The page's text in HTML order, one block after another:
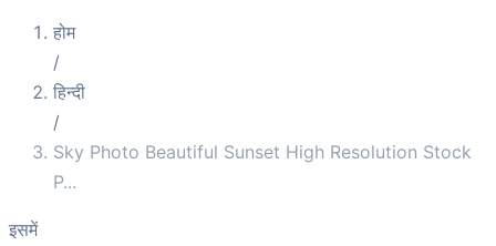
होम
/
हिन्दी
/
Sky Photo Beautiful Sunset High Resolution Stock
P...
इसमें